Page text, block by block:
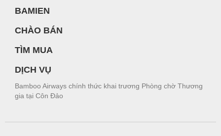
BAMIEN
CHÀO BÁN
TÌM MUA
DỊCH VỤ
Bamboo Airways chính thức khai trương Phòng chờ Thương
gia tại Côn Đảo